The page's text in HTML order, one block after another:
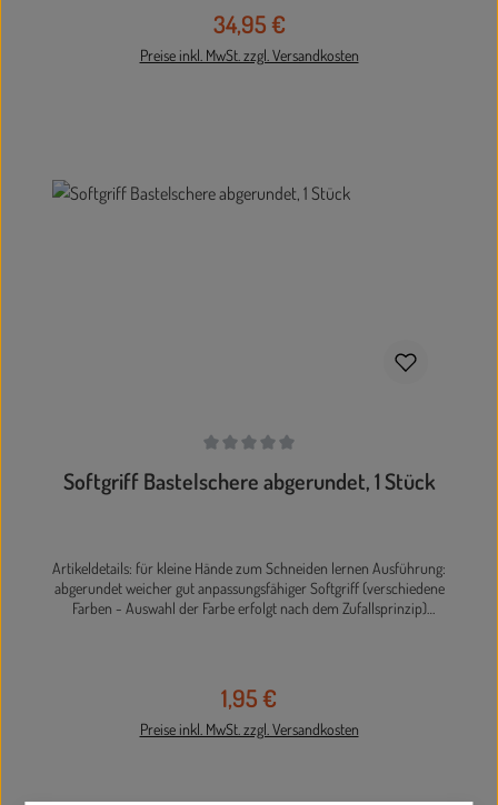
Regulärer Preis:
34,95 €
Preise inkl. MwSt. zzgl. Versandkosten
In den Warenkorb
Durchschnittliche Bewertung von 0 von 5 Sternen
Softgriff Bastelschere abgerundet, 1 Stück
Artikeldetails: für kleine Hände zum Schneiden lernen Ausführung:
abgerundet weicher gut anpassungsfähiger Softgriff (verschiedene
Farben - Auswahl der Farbe erfolgt nach dem Zufallsprinzip)
Regulärer Preis:
1,95 €
Preise inkl. MwSt. zzgl. Versandkosten